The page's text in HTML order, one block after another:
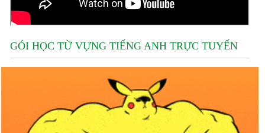
GÓI HỌC TỪ VỰNG TIẾNG ANH TRỰC TUYẾN